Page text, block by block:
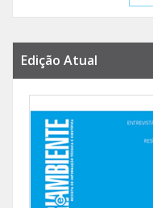
Edição Atual